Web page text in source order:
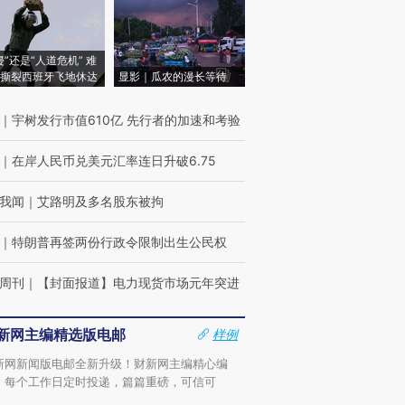
”还是“人道危机” 难
裂西班牙飞地休达
显影｜瓜农的漫长等待
｜ 宇树发行市值610亿 先行者的加速和考验
｜ 在岸人民币兑美元汇率连日升破6.75
闻 ｜ 艾路明及多名股东被拘
｜ 特朗普再签两份行政令限制出生公民权
刊 ｜ 【封面报道】电力现货市场元年突进
网主编精选版电邮
样例
网新闻版电邮全新升级！财新网主编精心编
每个工作日定时投递，篇篇重磅，可信可